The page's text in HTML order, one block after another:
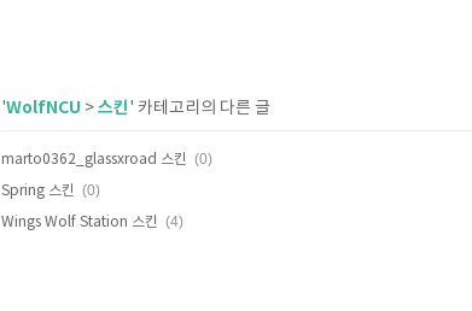
'WolfNCU >스킨' 카테고리의 다른 글
marto0362_glassxroad 스킨 (0)
Spring 스킨 (0)
Wings Wolf Station 스킨 (4)